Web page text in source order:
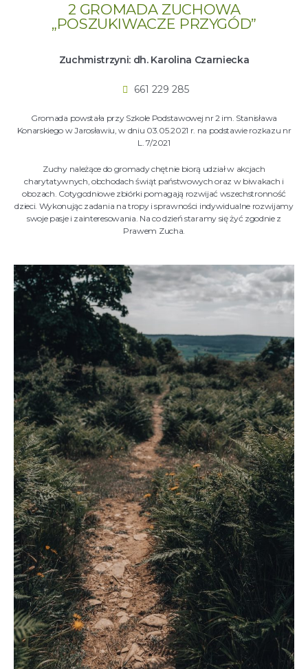
2 GROMADA ZUCHOWA
„POSZUKIWACZE PRZYGÓD”
Zuchmistrzyni: dh. Karolina Czarniecka
661 229 285
Gromada powstała przy Szkole Podstawowej nr 2 im. Stanisława
Konarskiego w Jarosławiu, w dniu 03.05.2021 r. na podstawie rozkazu nr
L. 7/2021
Zuchy należące do gromady chętnie biorą udział w akcjach
charytatywnych, obchodach świąt państwowych oraz w biwakach i
obozach. Cotygodniowe zbiórki pomagają rozwijać wszechstronność
dzieci. Wykonując zadania na tropy i sprawności indywidualne rozwijamy
swoje pasje i zainteresowania. Na co dzień staramy się żyć zgodnie z
Prawem Zucha.